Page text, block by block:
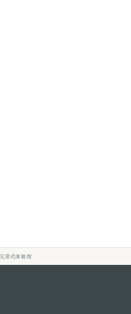
浸式体验馆